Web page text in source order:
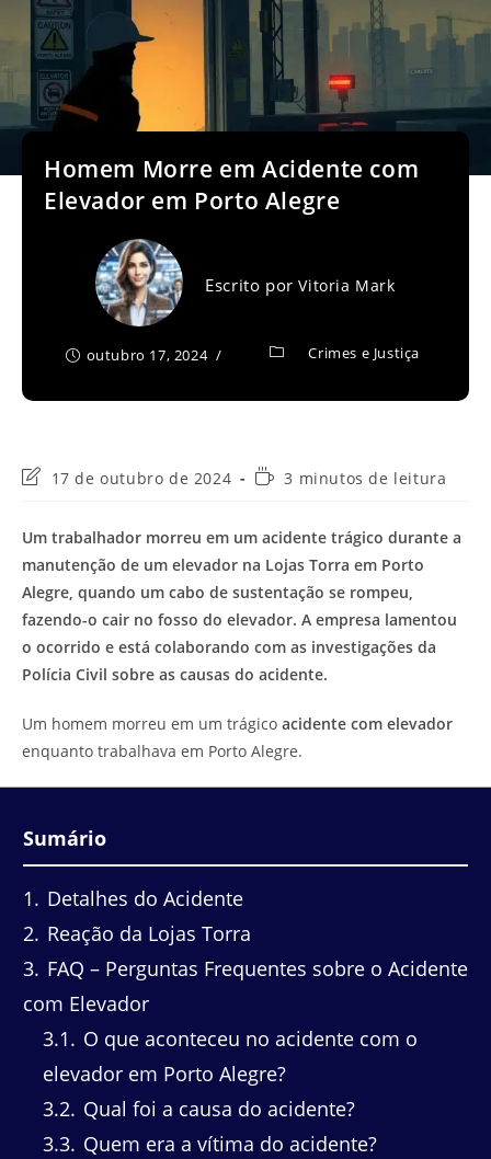
Homem Morre em Acidente com
Elevador em Porto Alegre
Escrito porVitoria Mark
outubro 17, 2024 Crimes e Justiça
Última
post:
17 de outubro de 2024
Tempo3 minutos de leitura
Um trabalhador morreu em um acidente trágico durante a
manutenção de um elevador na Lojas Torra em Porto
Alegre, quando um cabo de sustentação se rompeu,
fazendo-o cair no fosso do elevador. A empresa lamentou
o ocorrido e está colaborando com as investigações da
Polícia Civil sobre as causas do acidente.
Um homem morreu em um trágico acidente com elevador
enquanto trabalhava em Porto Alegre.
Sumário
1
Detalhes do Acidente
2 Reação da Lojas Torra
3 FAQ – Perguntas Frequentes sobre o Acidente
com Elevador
3.1
O que aconteceu no acidente com o
elevador em Porto Alegre?
3.2 Qual foi a causa do acidente?
3.3 Quem era a vítima do acidente?